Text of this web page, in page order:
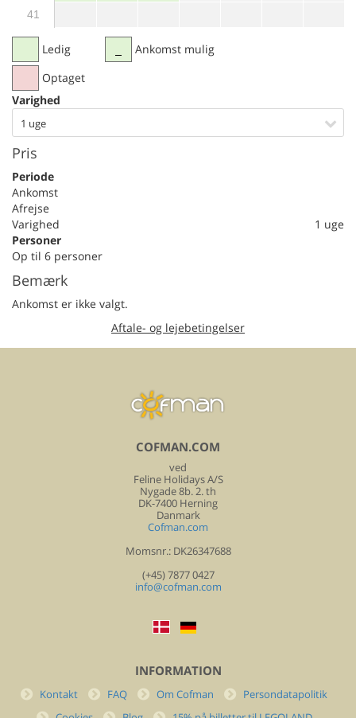
41
Ledig
Optaget
Ankomst mulig
Varighed
1 uge
Pris
Periode
Ankomst
Afrejse
Varighed
1 uge
Personer
Op til 6 personer
Bemærk
Ankomst er ikke valgt.
Aftale- og lejebetingelser
COFMAN.COM
ved
Feline Holidays A/S
Nygade 8b. 2. th
DK-7400 Herning
Danmark
Cofman.com
Momsnr.: DK26347688
(+45) 7877 0427
info@cofman.com
INFORMATION
Kontakt FAQ Om Cofman
Persondatapolitik